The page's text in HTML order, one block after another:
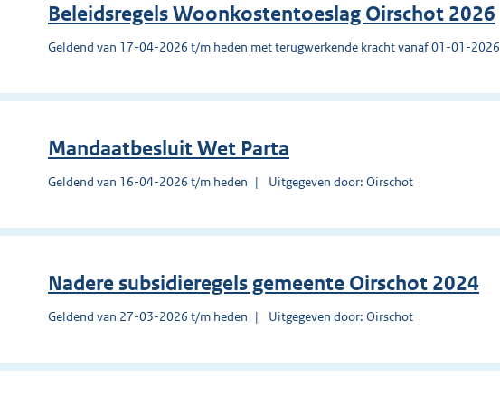
Beleidsregels Woonkostentoeslag Oirschot 2026
Geldend van 17-04-2026 t/m heden met terugwerkende kracht vanaf 01-01-2026
Mandaatbesluit Wet Parta
Geldend van 16-04-2026 t/m heden Uitgegeven door: Oirschot
Nadere subsidieregels gemeente Oirschot 2024
Geldend van 27-03-2026 t/m heden Uitgegeven door: Oirschot